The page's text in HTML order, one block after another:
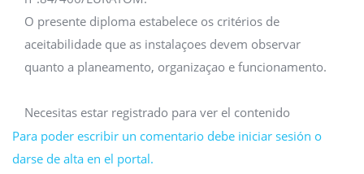
O presente diploma estabelece os critérios de
aceitabilidade que as instalaçoes devem observar
quanto a planeamento, organizaçao e funcionamento.
Necesitas estar registrado para ver el contenido
Para poder escribir un comentario debe iniciar sesión o
darse de alta en el portal.